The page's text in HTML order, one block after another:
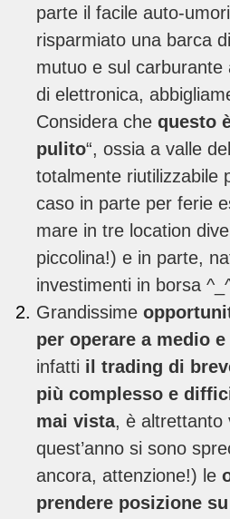
parte il facile auto-
risparmiato una barca
mutuo e sul
di elettronica,
Considera che questo
pulito“, ossia a valle
totalmente riutilizzabile
caso in parte per ferie
mare in tre location
piccolina!) e in parte,
investimenti in borsa
Grandissime
per operare a medio
infatti il trading di
più complesso e
mai vista, è altrettanto
quest’anno si sono
ancora, attenzione!) le
prendere posizione